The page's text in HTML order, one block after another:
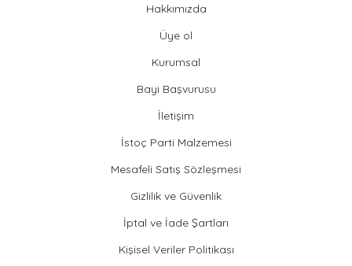
Hakkımızda
Üye ol
Kurumsal
Bayi Başvurusu
İletişim
İstoç Parti Malzemesi
Mesafeli Satış Sözleşmesi
Gizlilik ve Güvenlik
İptal ve İade Şartları
Kişisel Veriler Politikası